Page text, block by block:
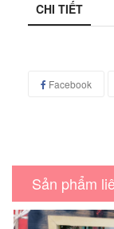
CHI TIẾT
Facebook
Sản phẩm